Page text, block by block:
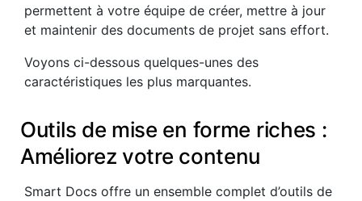
permettent à votre équipe de créer, mettre à jour
et maintenir des documents de projet sans effort.
Voyons ci-dessous quelques-unes des
caractéristiques les plus marquantes.
Outils de mise en forme riches :
Améliorez votre contenu
Smart Docs offre un ensemble complet d’outils de